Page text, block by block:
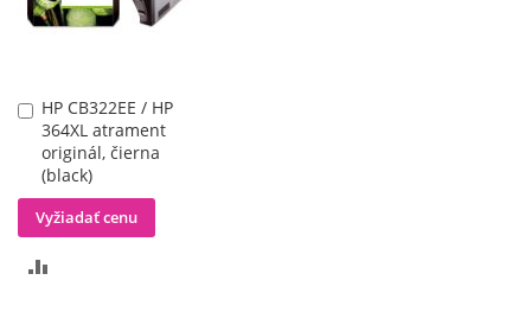
HP CB322EE / HP
364XL atrament
originál, čierna
(black)
Vyžiadať cenu
Pridať
do
košíka